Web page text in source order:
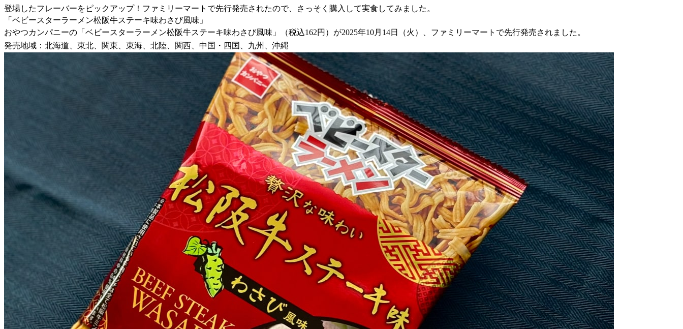
登場したフレーバーをピックアップ！ファミリーマートで先行発売されたので、さっそく購入して実食してみました。
「ベビースターラーメン松阪牛ステーキ味わさび風味」
おやつカンパニーの「ベビースターラーメン松阪牛ステーキ味わさび風味」（税込162円）が2025年10月14日（火）、ファミリーマートで先行発売されました。
発売地域：北海道、東北、関東、東海、北陸、関西、中国・四国、九州、沖縄